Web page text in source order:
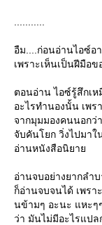
อืม....ก่อนอ่านไอซ์อ
เพราะเห็นเป็นฝีมือ
ตอนอ่าน ไอซ์รู้สึกเห
อะไรทำนองนั้น เพร
จากมุมมองคนนอกว่
จับคันโยก วิ่งไปมาใ
อ่านหนังสือนิยา
อ่านจบอย่างยากลำ
ก็อ่านจบจนได้ เพรา
นข้ามๆ อะนะ แหะๆ
ว่า มันไม่มีอะไรแป